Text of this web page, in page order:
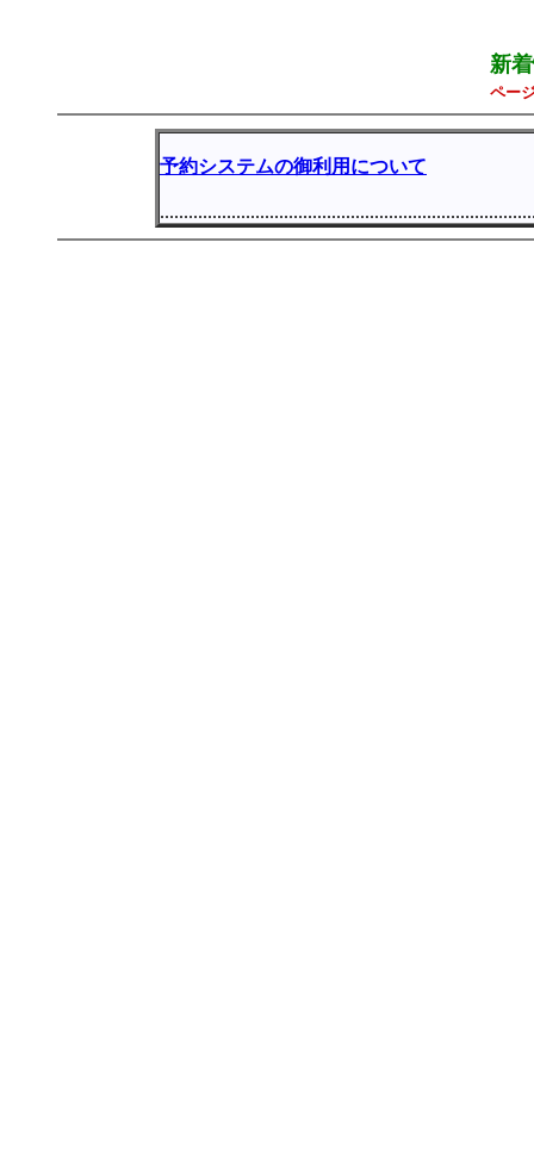
新
ペー
予約システムの御利用について